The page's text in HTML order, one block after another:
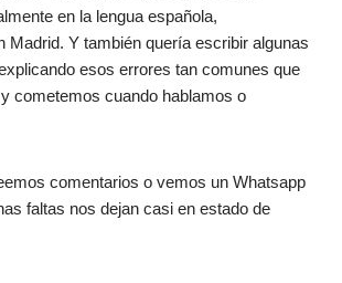
en la lengua española,
Madrid. Y también quería escribir algunas
esos errores tan comunes que
cometemos cuando hablamos o
comentarios o vemos un Whatsapp
faltas nos dejan casi en estado de